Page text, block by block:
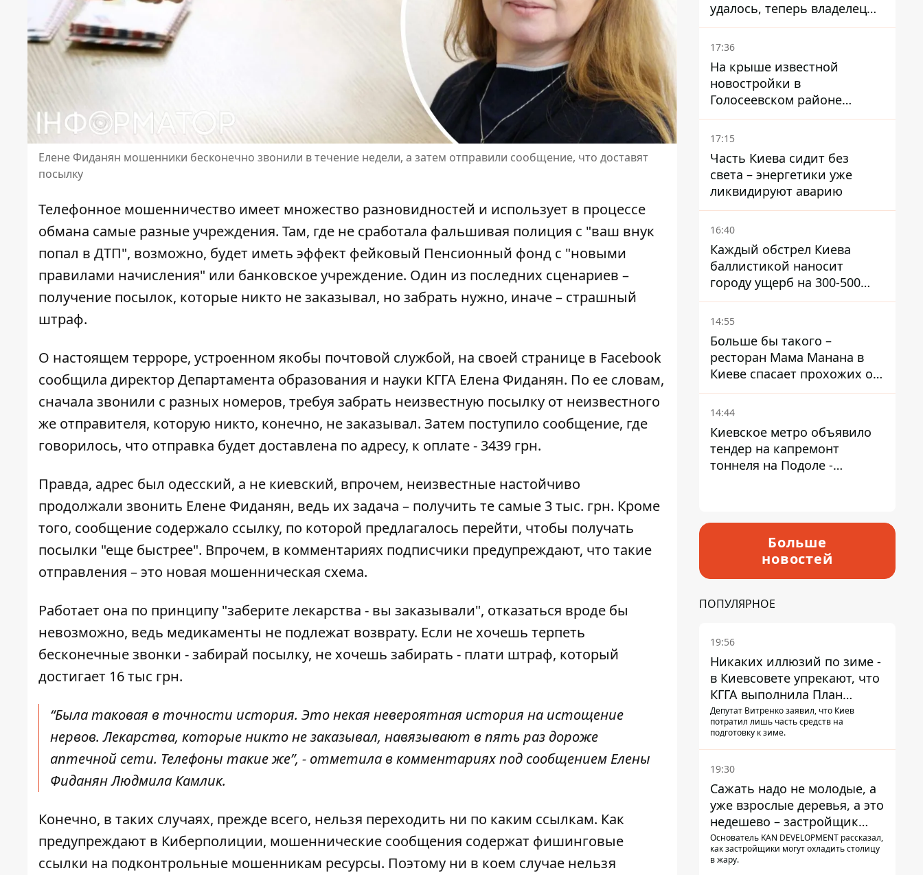
Елене Фиданян мошенники бесконечно звонили в течение недели, а затем отправили сообщение, что доставят
посылку
Телефонное мошенничество имеет множество разновидностей и использует в процессе
обмана самые разные учреждения. Там, где не сработала фальшивая полиция с "ваш внук
попал в ДТП", возможно, будет иметь эффект фейковый Пенсионный фонд с "новыми
правилами начисления" или банковское учреждение. Один из последних сценариев –
получение посылок, которые никто не заказывал, но забрать нужно, иначе – страшный
штраф.
О настоящем терроре, устроенном якобы почтовой службой, на своей странице в Facebook
сообщила директор Департамента образования и науки КГГА Елена Фиданян. По ее словам,
сначала звонили с разных номеров, требуя забрать неизвестную посылку от неизвестного
же отправителя, которую никто, конечно, не заказывал. Затем поступило сообщение, где
говорилось, что отправка будет доставлена ​​по адресу, к оплате - 3439 грн.
Правда, адрес был одесский, а не киевский, впрочем, неизвестные настойчиво
продолжали звонить Елене Фиданян, ведь их задача – получить те самые 3 тыс. грн. Кроме
того, сообщение содержало ссылку, по которой предлагалось перейти, чтобы получать
посылки "еще быстрее". Впрочем, в комментариях подписчики предупреждают, что такие
отправления – это новая мошенническая схема.
Работает она по принципу "заберите лекарства - вы заказывали", отказаться вроде бы
невозможно, ведь медикаменты не подлежат возврату. Если не хочешь терпеть
бесконечные звонки - забирай посылку, не хочешь забирать - плати штраф, который
достигает 16 тыс грн.
“Была таковая в точности история. Это некая невероятная история на истощение
нервов. Лекарства, которые никто не заказывал, навязывают в пять раз дороже
аптечной сети. Телефоны такие же”, - отметила в комментариях под сообщением Елены
Фиданян Людмила Камлик.
Конечно, в таких случаях, прежде всего, нельзя переходить ни по каким ссылкам. Как
предупреждают в Киберполиции, мошеннические сообщения содержат фишинговые
ссылки на подконтрольные мошенникам ресурсы. Поэтому ни в коем случае нельзя
удалось, теперь владелец
их просто закроет
17:36
На крыше известной
новостройки в
Голосеевском районе
разбивают парк площадью
в гектар
17:15
Часть Киева сидит без
света – энергетики уже
ликвидируют аварию
16:40
Каждый обстрел Киева
баллистикой наносит
городу ущерб на 300-500
миллионов - Петр
Пантелеев
14:55
Больше бы такого –
ресторан Мама Манана в
Киеве спасает прохожих от
жары
14:44
Киевское метро объявило
тендер на капремонт
тоннеля на Подоле -
Больше
новостей
ПОПУЛЯРНОЕ
19:56
Никаких иллюзий по зиме -
в Киевсовете упрекают, что
КГГА выполнила План
устойчивости на 20%
Депутат Витренко заявил, что Киев
потратил лишь часть средств на
подготовку к зиме.
19:30
Сажать надо не молодые, а
уже взрослые деревья, а это
недешево – застройщик
Никонов
Основатель KAN DEVELOPMENT рассказал,
как застройщики могут охладить столицу
в жару.